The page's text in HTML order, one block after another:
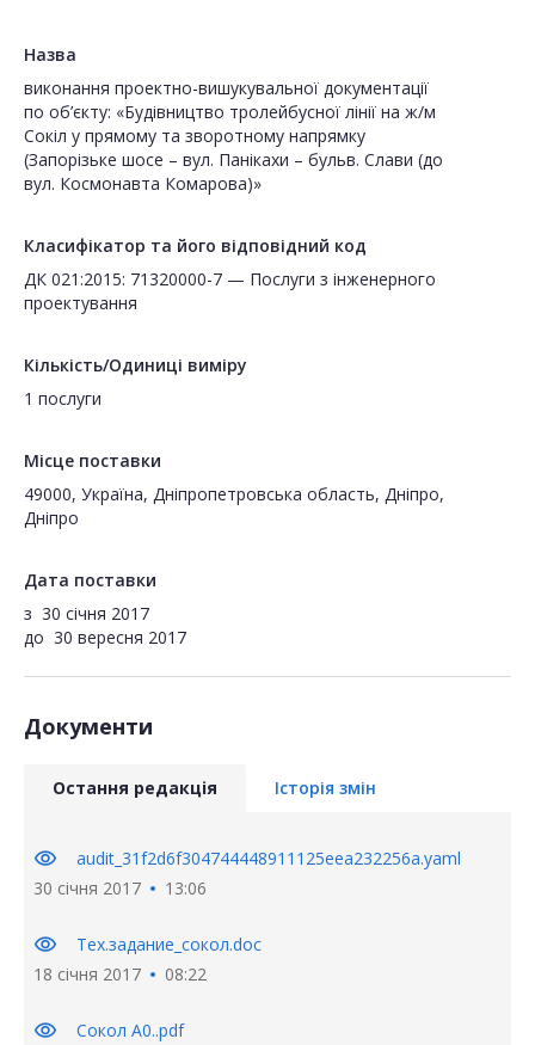
Назва
виконання проектно-вишукувальної документації
по об’єкту: «Будівництво тролейбусної лінії на ж/м
Сокіл у прямому та зворотному напрямку
(Запорізьке шосе – вул. Панікахи – бульв. Слави (до
вул. Космонавта Комарова)»
Класифікатор та його відповідний код
ДК 021:2015: 71320000-7 — Послуги з інженерного
проектування
Кількість/Одиниці виміру
1 послуги
Місце поставки
49000, Україна, Дніпропетровська область, Дніпро,
Дніпро
Дата поставки
з 30 січня 2017
до 30 вересня 2017
Документи
Остання редакція Історія змін
visibility
audit_31f2d6f304744448911125eea232256a.yaml
30 січня 2017
13:06
visibility
Тех.задание_сокол.doc
18 січня 2017
08:22
visibility
Сокол A0..pdf